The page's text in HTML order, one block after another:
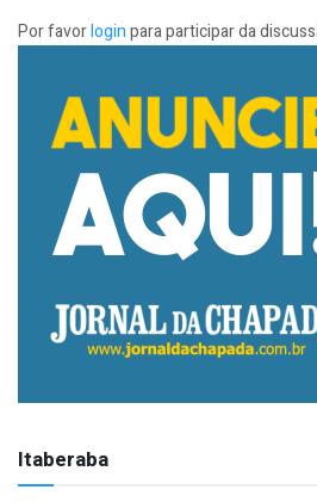
Por favorloginpara participar da
Itaberaba